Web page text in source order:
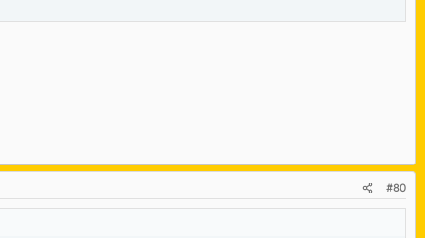
#80